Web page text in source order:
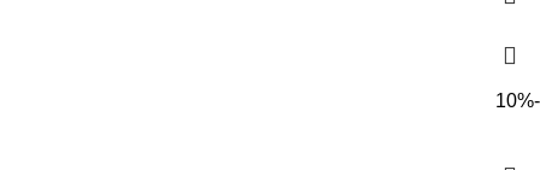
-10%